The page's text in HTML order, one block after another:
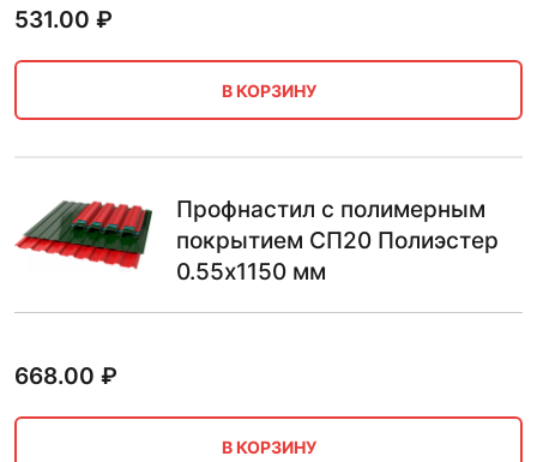
531.00 ₽
В КОРЗИНУ
Профнастил с полимерным
покрытием СП20 Полиэстер
0.55х1150 мм
668.00 ₽
В КОРЗИНУ